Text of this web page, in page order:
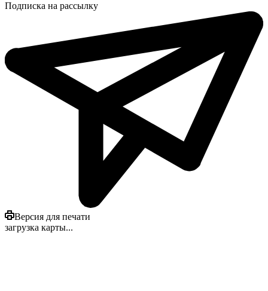
Подписка на рассылку
Версия для печати
загрузка карты...